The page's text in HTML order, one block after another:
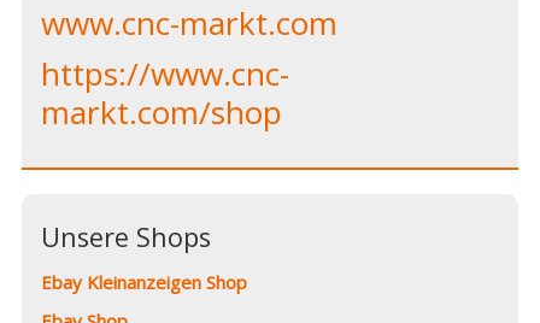
www.cnc-markt.com
https://www.cnc-
markt.com/shop
Unsere Shops
Ebay Kleinanzeigen Shop